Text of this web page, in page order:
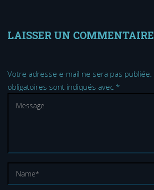
LAISSER UN COMMENTAIRE
Votre adresse e-mail ne sera pas publiée.
obligatoires sont indiqués avec *